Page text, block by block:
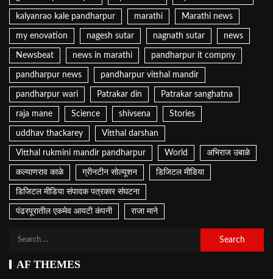
kalyanrao kale pandharpur marathi Marathi news
my enovation nagesh sutar nagnath sutar news
Newsbeat news in marathi pandharpur it compny
pandharpur news pandharpur vitthal mandir
pandharpur wari Patrakar din Patrakar sanghatna
raja mane Science shivsena Stories
uddhav thackarey Vitthal darshan
Vitthal rukmini mandir pandharpur World अभिराज उबाळे
कल्याणराव काळे ग्रीनटीन सोल्यूशन डिजिटल मीडिया
डिजिटल मीडिया संपादक पत्रकार संघटना
पंढरपूरातील एकमेव आयटी कंपनी राजा माने
AF THEMES